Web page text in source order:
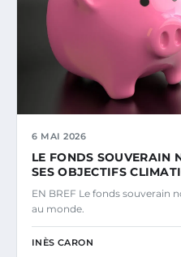
6 MAI 2026
LE FONDS SOUVERAIN
SES OBJECTIFS
EN BREF Le fonds souverain
au monde.
INÈS CARON